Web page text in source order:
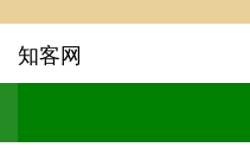
知客网